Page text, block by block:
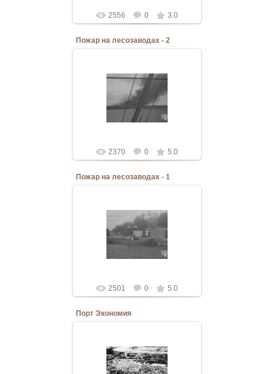
2556 0 3.0
Пожар на лесозаводах - 2
Снятый 3 сентября 1919 года
интервентами, а по данным белой
милиции ими же устроенный
пожар на маймаксанских
лесовода...
2370 0 5.0
Пожар на лесозаводах - 1
Снятый 3 сентября 1919 года
интервентами, а по данным белой
милиции ими же устроенный
пожар на маймаксанских
2501 0 5.0
Порт Экономия
Рассекреченный военно-морской
разведкой США фотоснимок
порта Экономия и